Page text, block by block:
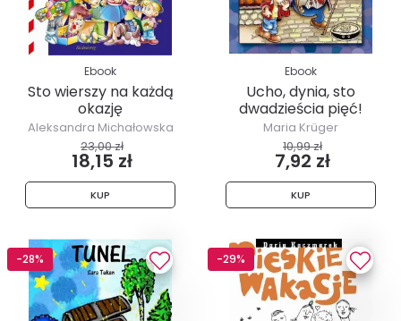
Ebook
Sto wierszy na każdą
okazję
Aleksandra Michałowska
23,00 zł
18,15 zł
KUP
Ebook
Ucho, dynia, sto
dwadzieścia pięć!
Maria Krüger
10,99 zł
7,92 zł
KUP
-28% -29%